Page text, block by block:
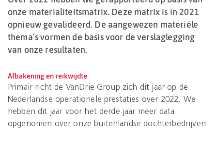
onze materialiteitsmatrix. Deze matrix is in 2021
opnieuw gevalideerd. De aangewezen materiële
thema’s vormen de basis voor de verslaglegging
van onze resultaten.
Afbakening en reikwijdte
Primair richt de VanDrie Group zich dit jaar op de
Nederlandse operationele prestaties over 2022. We
hebben dit jaar voor het derde jaar meer data
opgenomen over onze buitenlandse dochterbedrijven.